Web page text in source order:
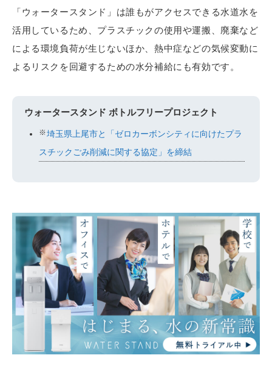
「ウォータースタンド」は誰もがアクセスできる水道水を
活用しているため、プラスチックの使用や運搬、廃棄など
による環境負荷が生じないほか、熱中症などの気候変動に
よるリスクを回避するための水分補給にも有効です。
ウォータースタンド ボトルフリープロジェクト
※埼玉県上尾市と「ゼロカーボンシティに向けたプラ
スチックごみ削減に関する協定」を締結